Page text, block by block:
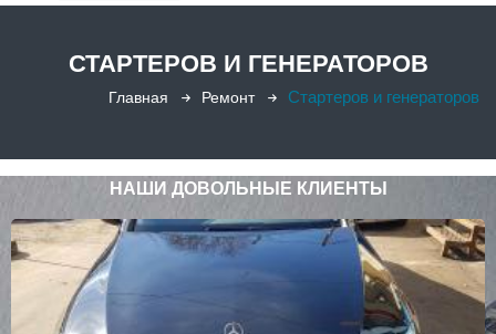
Ремонт печки
Слесарный ремонт
Фотоотчеты
Услуги и цены
Восстановленные генераторы
КОНТАКТЫ
СТАРТЕРОВ И ГЕНЕРАТОРОВ
Главная Ремонт Стартеров и генераторов
НАШИ ДОВОЛЬНЫЕ КЛИЕНТЫ